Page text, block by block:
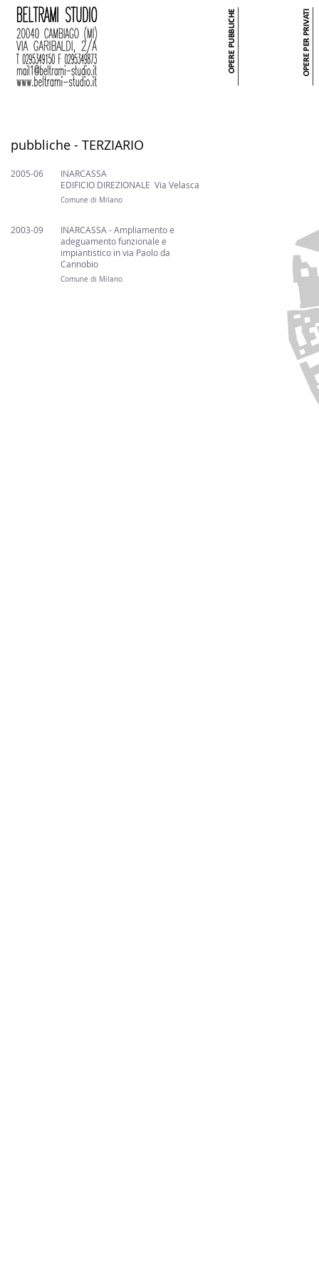
pubbliche - TERZIARIO
2005-06
INARCASSA
EDIFICIO DIREZIONALE Via Velasca
Comune di Milano
2003-09
INARCASSA - Ampliamento e
adeguamento funzionale e
impiantistico in via Paolo da
Cannobio
Comune di Milano